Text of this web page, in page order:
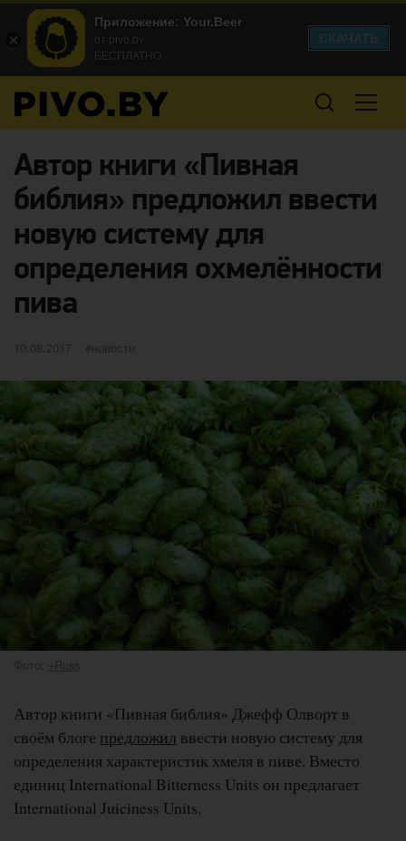
Автор книги «Пивная
библия» предложил ввести
новую систему для
определения охмелённости
пива
Опубликовано
10.08.2017 категории
новости
Фото: +Russ
Автор книги «Пивная библия» Джефф Олворт в
своём блоге предложил ввести новую систему для
определения характеристик хмеля в пиве. Вместо
единиц International Bitterness Units он предлагает
International Juiciness Units.
Приложение: Your.Beer
от pivo.by
БЕСПЛАТНО
СКАЧАТЬ